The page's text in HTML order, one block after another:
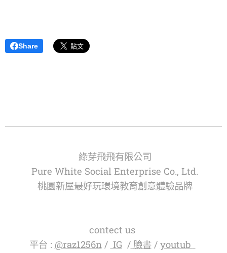
Share
綠芽飛飛有限公司
Pure White Social Enterprise Co., Ltd.
桃園新屋最好玩環境教育創意體驗品牌
contect us
平台 : @raz1256n/ IG /臉書/ youtub